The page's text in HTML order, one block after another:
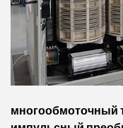
многообмоточный